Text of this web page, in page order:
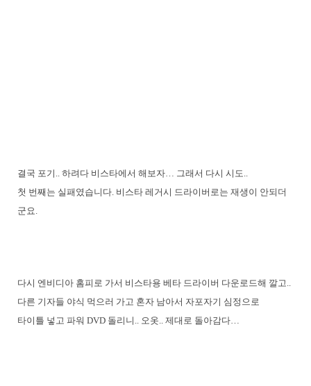
결국 포기.. 하려다 비스타에서 해보자… 그래서 다시 시도..
첫 번째는 실패였습니다. 비스타 레거시 드라이버로는 재생이 안되더
군요.
다시 엔비디아 홈피로 가서 비스타용 베타 드라이버 다운로드해 깔고..
다른 기자들 야식 먹으러 가고 혼자 남아서 자포자기 심정으로
타이틀 넣고 파워 DVD 돌리니.. 오옷.. 제대로 돌아감다…